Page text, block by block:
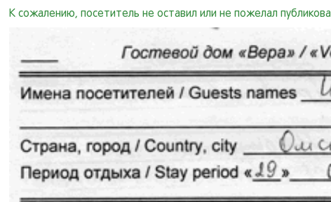
К сожалению, посетитель не оставил или не пожелал